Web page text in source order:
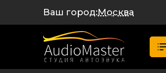
Ваш город:Москва